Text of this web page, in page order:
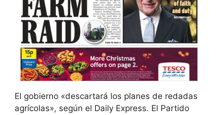
El gobierno «descartará los planes de redadas
agrícolas», según el Daily Express. El Partido